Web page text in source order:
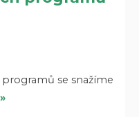
se snažíme